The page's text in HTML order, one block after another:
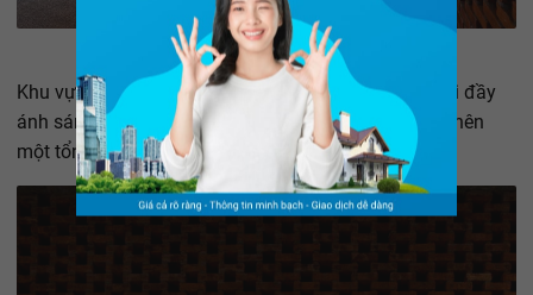
Khu vực phòng ngủ thông thoáng với phần giếng trời đầy
ánh sáng. Thiết kế tối giản giúp các đồ nội thất làm nên
một tổng thể thống nhất với cách xây dựng căn nhà.